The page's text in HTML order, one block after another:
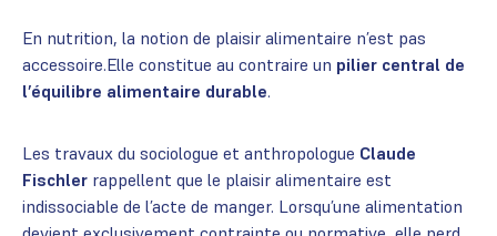
En nutrition, la notion de plaisir alimentaire n’est pas
accessoire.Elle constitue au contraire un pilier central de
l’équilibre alimentaire durable.
Les travaux du sociologue et anthropologue Claude
Fischler rappellent que le plaisir alimentaire est
indissociable de l’acte de manger. Lorsqu’une alimentation